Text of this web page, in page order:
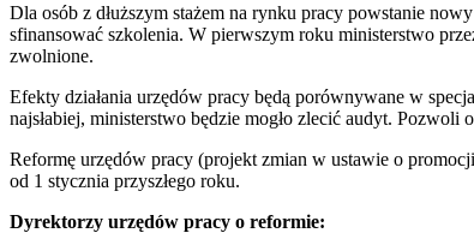
Dla osób z dłuższym stażem na rynku pracy powstanie
sfinansować szkolenia. W pierwszym roku ministerstwo
zwolnione.
Efekty działania urzędów pracy będą porównywane w
najsłabiej, ministerstwo będzie mogło zlecić audyt.
Reformę urzędów pracy (projekt zmian w ustawie o
od 1 stycznia przyszłego roku.
Dyrektorzy urzędów pracy o reformie: